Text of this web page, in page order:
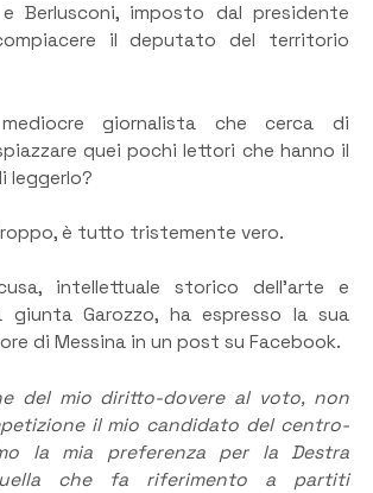
Berlusconi, imposto dal presidente
il deputato del territorio
giornalista che cerca di
quei pochi lettori che hanno il
leggerlo?
è tutto tristemente vero.
intellettuale storico dell’arte e
giunta Garozzo, ha espresso la sua
di Messina in un post su Facebook.
del mio diritto-dovere al voto, non
il mio candidato del centro-
la mia preferenza per la Destra
che fa riferimento a partiti